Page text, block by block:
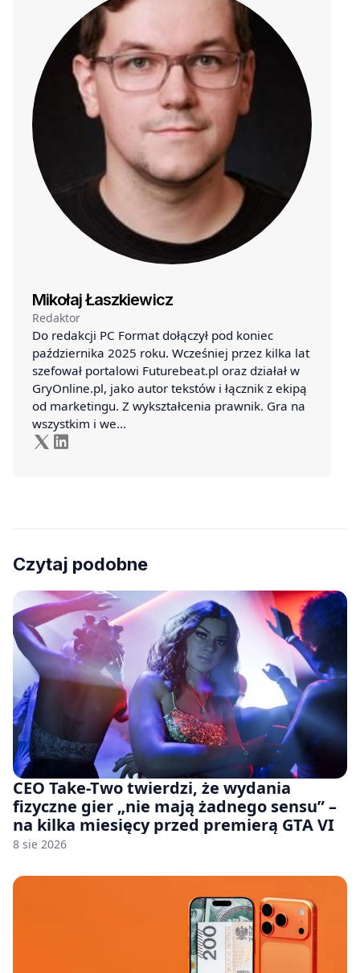
Mikołaj Łaszkiewicz
Redaktor
Do redakcji PC Format dołączył pod koniec
października 2025 roku. Wcześniej przez kilka lat
szefował portalowi Futurebeat.pl oraz działał w
GryOnline.pl, jako autor tekstów i łącznik z ekipą
od marketingu. Z wykształcenia prawnik. Gra na
wszystkim i we…
Czytaj podobne
CEO Take-Two twierdzi, że wydania
fizyczne gier „nie mają żadnego sensu” –
na kilka miesięcy przed premierą GTA VI
8 sie 2026